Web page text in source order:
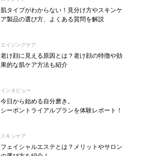
肌タイプがわからない！見分け方やスキンケ
ア製品の選び方、よくある質問を解説
エイジングケア
老け顔に見える原因とは？老け顔の特徴や効
果的な肌ケア方法も紹介
インタビュー
今日から始める自分磨き。
シーボントライアルプランを体験レポート！
スキンケア
フェイシャルエステとは？メリットやサロン